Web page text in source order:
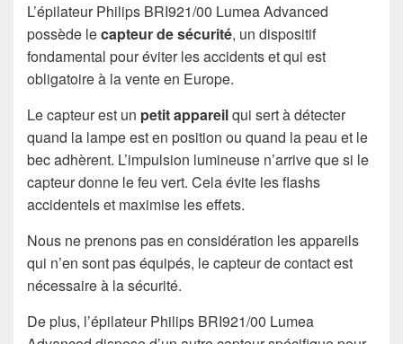
L’épilateur Philips BRI921/00 Lumea Advanced
possède lecapteur de sécurité, un dispositif
fondamental pour éviter les accidents et qui est
obligatoire à la vente en Europe.
Le capteur est un petit appareilqui sert à détecter
quand la lampe est en position ou quand la peau et le
bec adhèrent. L’impulsion lumineuse n’arrive que si le
capteur donne le feu vert. Cela évite les flashs
accidentels et maximise les effets.
Nous ne prenons pas en considération les appareils
qui n’en sont pas équipés, le capteur de contact est
nécessaire à la sécurité.
De plus, l’épilateur Philips BRI921/00 Lumea